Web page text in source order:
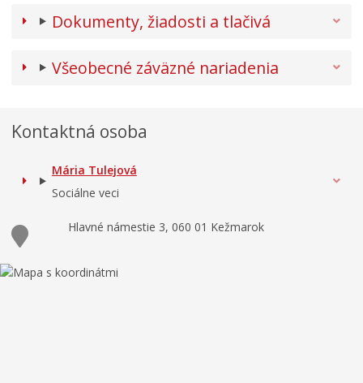
Dokumenty, žiadosti a tlačivá
Všeobecné záväzné nariadenia
Kontaktná osoba
Mária Tulejová
Sociálne veci
Hlavné námestie 3, 060 01 Kežmarok